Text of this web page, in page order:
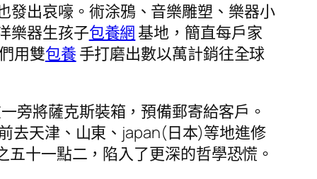
發出哀嚎。術涂鴉、音樂雕塑、樂器小
樂器生孩子包養網 基地，簡直每戶家
用雙包養 手打磨出數以萬計銷往全球
旁將薩克斯裝箱，預備郵寄給客戶。
去天津、山東、japan(日本)等地進修
十一點二，陷入了更深的哲學恐慌。